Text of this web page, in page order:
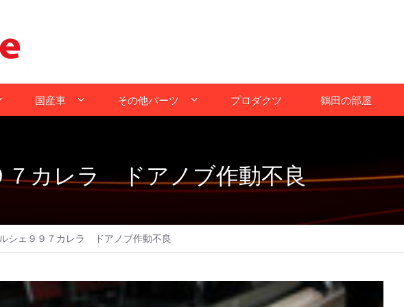
国産車 その他パーツ プロダクツ 鶴田の部屋
７カレラ ドアノブ作動不良
シェ９９７カレラ ドアノブ作動不良